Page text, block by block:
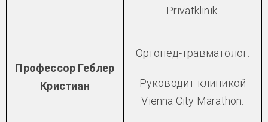
Privatklinik.
Профессор Геблер
Кристиан
Ортопед-травматолог.
Руководит клиникой
Vienna City Marathon.